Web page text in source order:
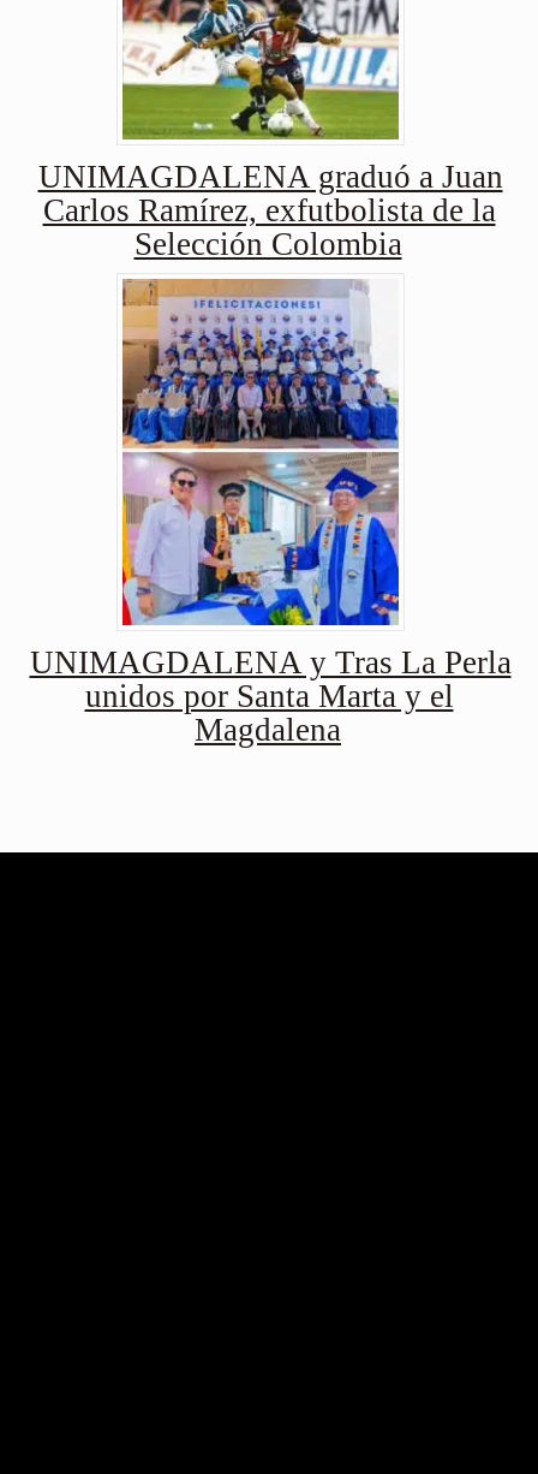
UNIMAGDALENA graduó a Juan
Carlos Ramírez, exfutbolista de la
Selección Colombia
UNIMAGDALENA y Tras La Perla
unidos por Santa Marta y el
Magdalena